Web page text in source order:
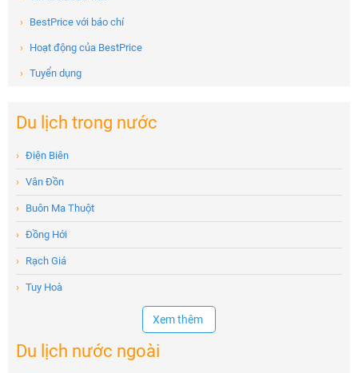
› BestPrice với báo chí
› Hoạt động của BestPrice
› Tuyển dụng
Du lịch trong nước
› Điện Biên
› Vân Đồn
› Buôn Ma Thuột
› Đồng Hới
› Rạch Giá
› Tuy Hoà
Xem thêm
Du lịch nước ngoài